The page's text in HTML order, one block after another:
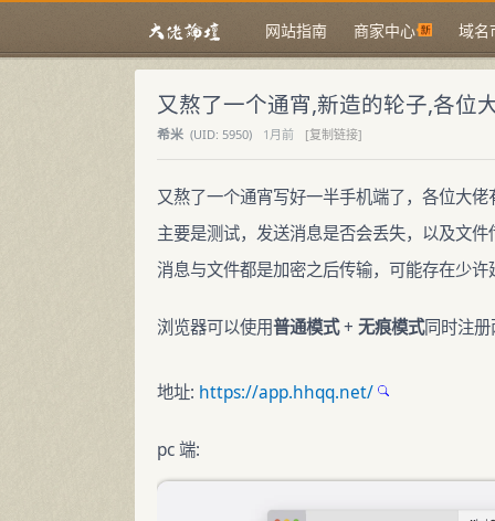
网站指南 商家中心 域名
又熬了一个通宵,新造的轮子,各位
希米 (UID: 5950) 1月前 [复制链接]
又熬了一个通宵写好一半手机端了，各位大
主要是测试，发送消息是否会丢失，以及文
消息与文件都是加密之后传输，可能存在少
浏览器可以使用普通模式+ 无痕模式同时注
地址: https://app.hhqq.net/
pc 端: